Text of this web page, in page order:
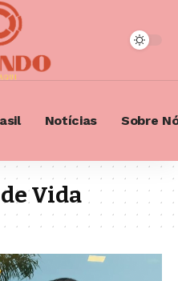
Notícias Sobre
Vida